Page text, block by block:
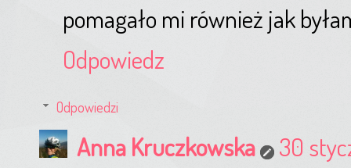
pomagało mi również jak
Odpowiedz
Odpowiedzi
Anna Kruczkowska
30